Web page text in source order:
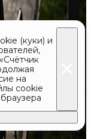
(куки) и
на
cookie